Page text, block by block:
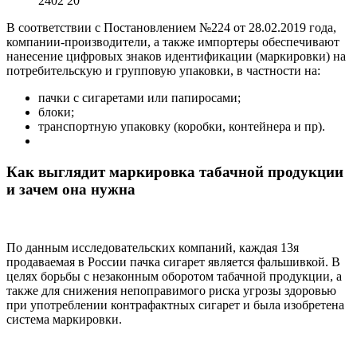
В соответствии с Постановлением №224 от 28.02.2019 года,
компании-производители, а также импортеры обеспечивают
нанесение цифровых знаков идентификации (маркировки) на
потребительскую и групповую упаковки, в частности на:
пачки с сигаретами или папиросами;
блоки;
транспортную упаковку (коробки, контейнера и пр).
Как выглядит маркировка табачной продукции
и зачем она нужна
По данным исследовательских компаний, каждая 13я
продаваемая в России пачка сигарет является фальшивкой. В
целях борьбы с незаконным оборотом табачной продукции, а
также для снижения непоправимого риска угрозы здоровью
при употреблении контрафактных сигарет и была изобретена
система маркировки.